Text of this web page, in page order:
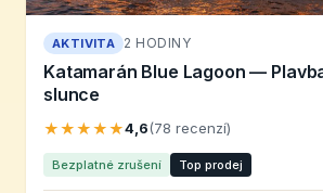
AKTIVITA 2 HODINY
Katamarán Blue Lagoon —
slunce
★★★★★4,6(78 recenzí)
Bezplatné zrušení Top prodej